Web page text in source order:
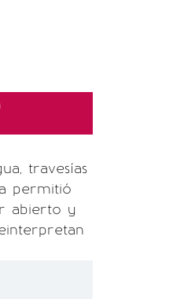
travesías
permitió
abierto y